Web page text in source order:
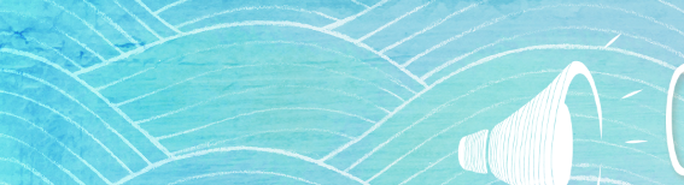
Skip
to
content